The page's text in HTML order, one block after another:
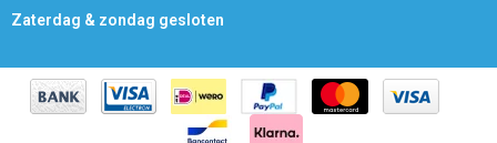
Zaterdag & zondag gesloten